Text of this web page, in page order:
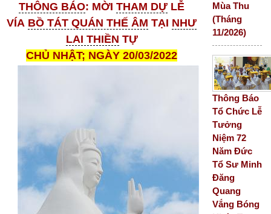
THÔNG BÁO: MỜI THAM DỰ LỄ
VÍA BỒ TÁT QUÁN THẾ ÂM TẠI NHƯ
LAI THIỀN TỰ
CHỦ NHẬT; NGÀY 20/03/2022
Mùa Thu
(Tháng
11/2026)
Thông Báo
Tổ Chức Lễ
Tưởng
Niệm 72
Năm Đức
Tổ Sư Minh
Đăng
Quang
Vắng Bóng